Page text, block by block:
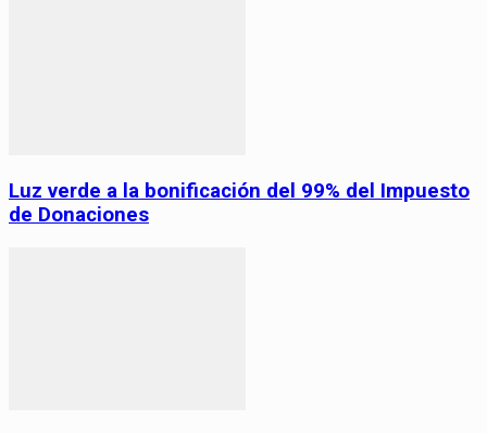
Luz verde a la bonificación del 99% del Impuesto
de Donaciones